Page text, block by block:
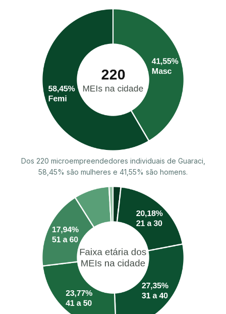
Dos 220 microempreendedores individuais de Guaraci,
58,45% são mulheres e 41,55% são homens.